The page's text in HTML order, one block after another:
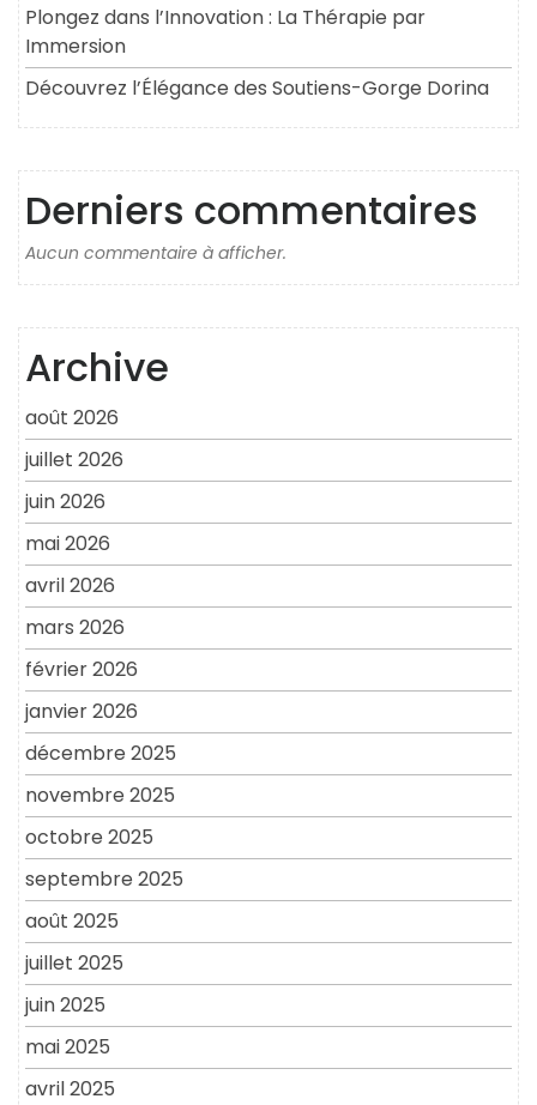
Plongez dans l’Innovation : La Thérapie par
Immersion
Découvrez l’Élégance des Soutiens-Gorge Dorina
Derniers commentaires
Aucun commentaire à afficher.
Archive
août 2026
juillet 2026
juin 2026
mai 2026
avril 2026
mars 2026
février 2026
janvier 2026
décembre 2025
novembre 2025
octobre 2025
septembre 2025
août 2025
juillet 2025
juin 2025
mai 2025
avril 2025